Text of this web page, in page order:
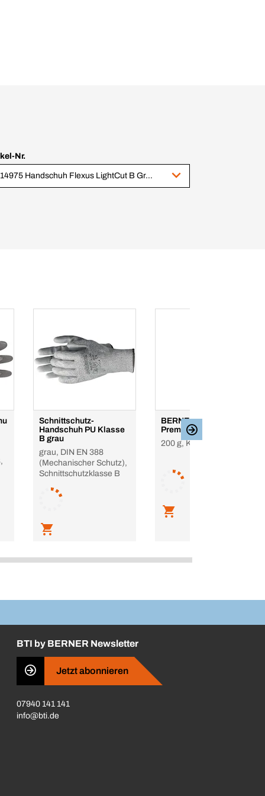
Nr.
1014975 Handschuh Flexus LightCut B Gr. 7
Schnittschutz-
Handschuh PU Klasse
B grau
grau, DIN EN 388
(Mechanischer Schutz),
Schnittschutzklasse B
BERNER Waterstop
Premium
200 g, Kartusche
BTI by BERNER Newsletter
Jetzt abonnieren
07940 141 141
info@bti.de